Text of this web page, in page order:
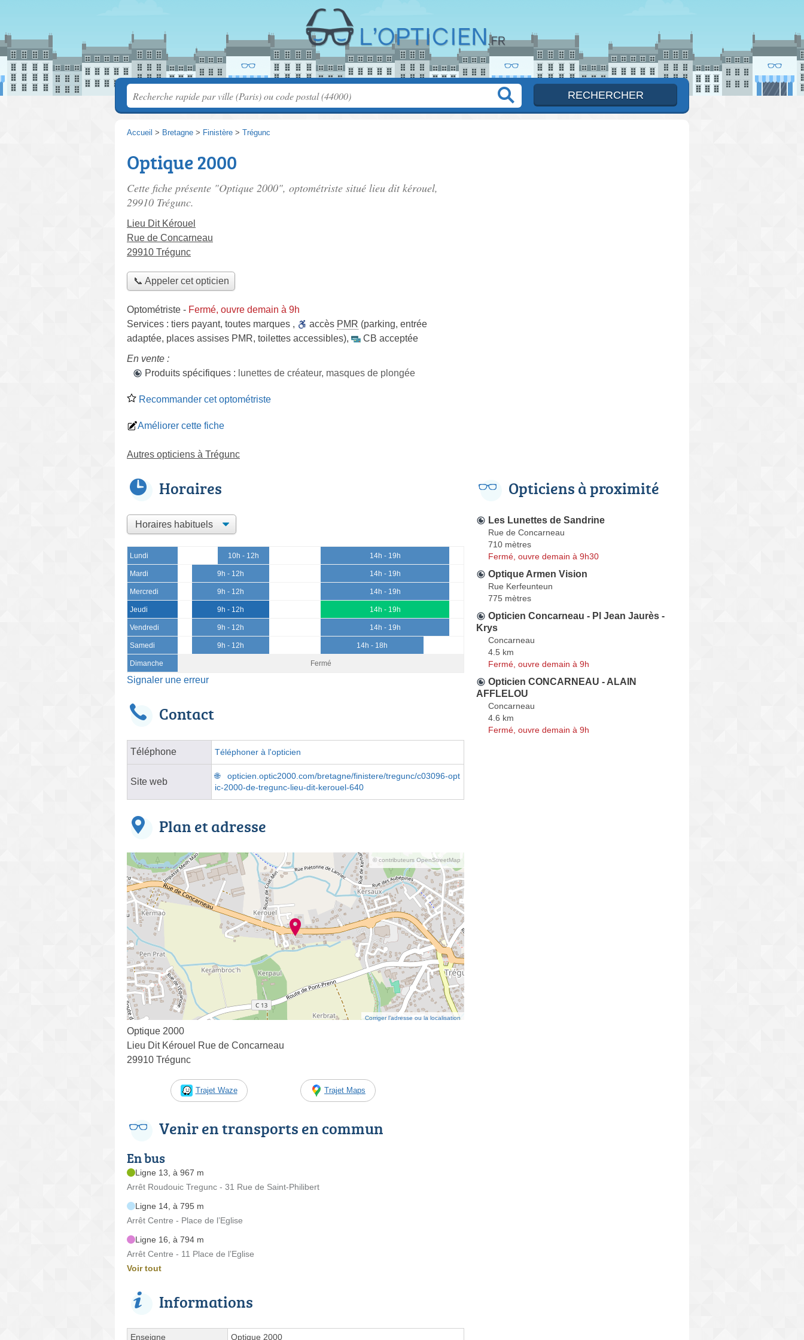
Accueil > Bretagne > Finistère > Trégunc
Optique 2000
Cette fiche présente "Optique 2000", optométriste situé lieu dit kérouel,
29910 Trégunc.
Lieu Dit Kérouel
Rue de Concarneau
29910 Trégunc
📞 Appeler cet opticien
Optométriste - Fermé, ouvre demain à 9h
Services : tiers payant, toutes marques , accès PMR (parking, entrée
adaptée, places assises PMR, toilettes accessibles),
CB acceptée
En vente :
Produits spécifiques : lunettes de créateur, masques de plongée
Recommander cet optométriste
Améliorer cette fiche
Autres opticiens à Trégunc
Horaires
Lundi 10h - 12h 14h - 19h
Mardi 9h - 12h 14h - 19h
Mercredi 9h - 12h 14h - 19h
Jeudi 9h - 12h 14h - 19h
Vendredi 9h - 12h 14h - 19h
Samedi 9h - 12h 14h - 18h
Dimanche Fermé
Signaler une erreur
Contact
Téléphone Téléphoner à l'opticien
Site web
opticien.optic2000.com/bretagne/finistere/tregunc/c03096-opt
ic-2000-de-tregunc-lieu-dit-kerouel-640
Plan et adresse
© contributeurs OpenStreetMap
Corriger l’adresse ou la localisation
Optique 2000
Lieu Dit Kérouel Rue de Concarneau
29910 Trégunc
Trajet Waze Trajet Maps
Venir en transports en commun
En bus
Ligne 13, à 967 m
Arrêt Roudouic Tregunc - 31 Rue de Saint-Philibert
Ligne 14, à 795 m
Arrêt Centre - Place de l’Eglise
Ligne 16, à 794 m
Arrêt Centre - 11 Place de l’Eglise
Voir tout
Informations
Enseigne Optique 2000
Opticiens à proximité
Les Lunettes de Sandrine
Rue de Concarneau
710 mètres
Fermé, ouvre demain à 9h30
Optique Armen Vision
Rue Kerfeunteun
775 mètres
Opticien Concarneau - Pl Jean Jaurès -
Krys
Concarneau
4.5 km
Fermé, ouvre demain à 9h
Opticien CONCARNEAU - ALAIN
AFFLELOU
Concarneau
4.6 km
Fermé, ouvre demain à 9h